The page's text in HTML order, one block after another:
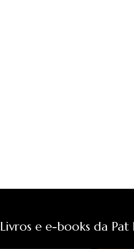
Livros e e-books da Pat